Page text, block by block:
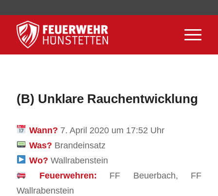
(B) Unklare Rauchentwicklung
Wann? 7. April 2020 um 17:52 Uhr
Was? Brandeinsatz
Wo? Wallrabenstein
Feuerwehren: FF Beuerbach, FF
Wallrabenstein